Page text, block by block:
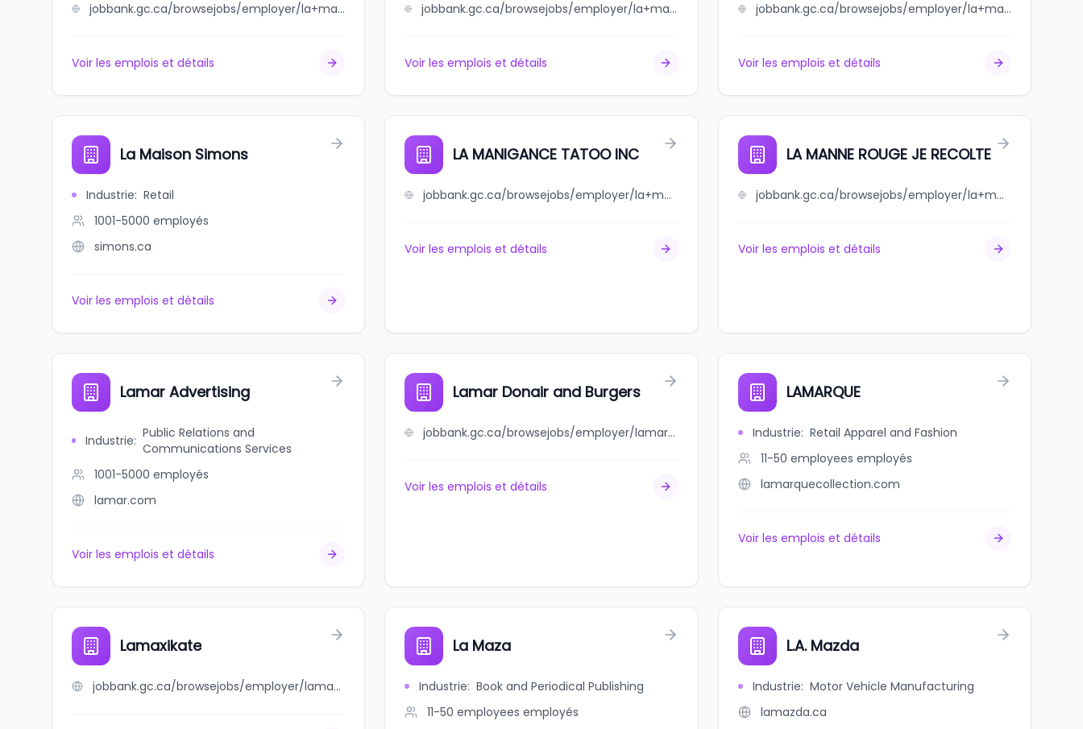
jobbank.gc.ca/browsejobs/employer/la+maison+le+reverbere+inc./ca
Voir les emplois et détails
jobbank.gc.ca/browsejobs/employer/la+maisonn%C3%A9e+des+p%27tits+inc/ca
Voir les emplois et détails
jobbank.gc.ca/browsejobs/employer/la+maison+orph%C3%A9e+inc./ca
Voir les emplois et détails
La Maison Simons
Industrie: Retail
1001-5000 employés
simons.ca
Voir les emplois et détails
LA MANIGANCE TATOO INC
jobbank.gc.ca/browsejobs/employer/la+manigance+tatoo+inc/ca
Voir les emplois et détails
LA MANNE ROUGE JE RECOLTE
jobbank.gc.ca/browsejobs/employer/la+manne+rouge+je+recolte/ca
Voir les emplois et détails
Lamar Advertising
Industrie: Public Relations and
Communications Services
1001-5000 employés
lamar.com
Voir les emplois et détails
Lamar Donair and Burgers
jobbank.gc.ca/browsejobs/employer/lamar+donair+and+burgers/ca
Voir les emplois et détails
LAMARQUE
Industrie: Retail Apparel and Fashion
11-50 employees employés
lamarquecollection.com
Voir les emplois et détails
Lamaxikate
jobbank.gc.ca/browsejobs/employer/lamaxikate/ca
La Maza
Industrie: Book and Periodical Publishing
11-50 employees employés
L.A. Mazda
Industrie: Motor Vehicle Manufacturing
lamazda.ca